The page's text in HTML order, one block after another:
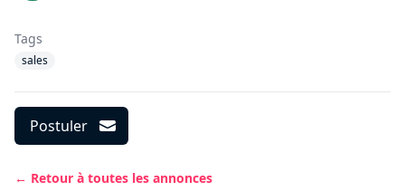
Tags
sales
Postuler
← Retour à toutes les annonces